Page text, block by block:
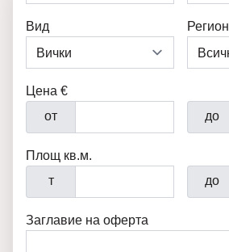
Вид Регион
Цена €
от
до
Площ кв.м.
т
до
Заглавие на оферта